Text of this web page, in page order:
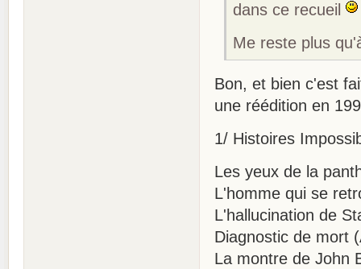
dans ce recueil
Me reste plus
Bon, et bien c'est
une réédition en
1/ Histoires
Les yeux de la
L'homme qui se
L'hallucination de
Diagnostic de mort
La montre de John